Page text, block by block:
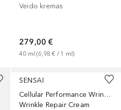
Veido kremas
279,00 €
40 ml (6,98 € / 1 ml)
SENSAI
Cellular Performance Wrinkle Repair
Wrinkle Repair Cream